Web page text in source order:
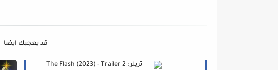
قد يعجبك ايضا
The Flash (2023) - Trailer 2 : تريلر